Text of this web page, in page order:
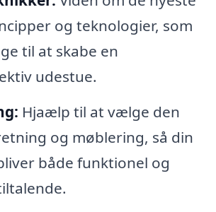
og teknologier, som
til at skabe en
udestue.
Hjaælp til at vælge den
og møblering, så din
både funktionel og